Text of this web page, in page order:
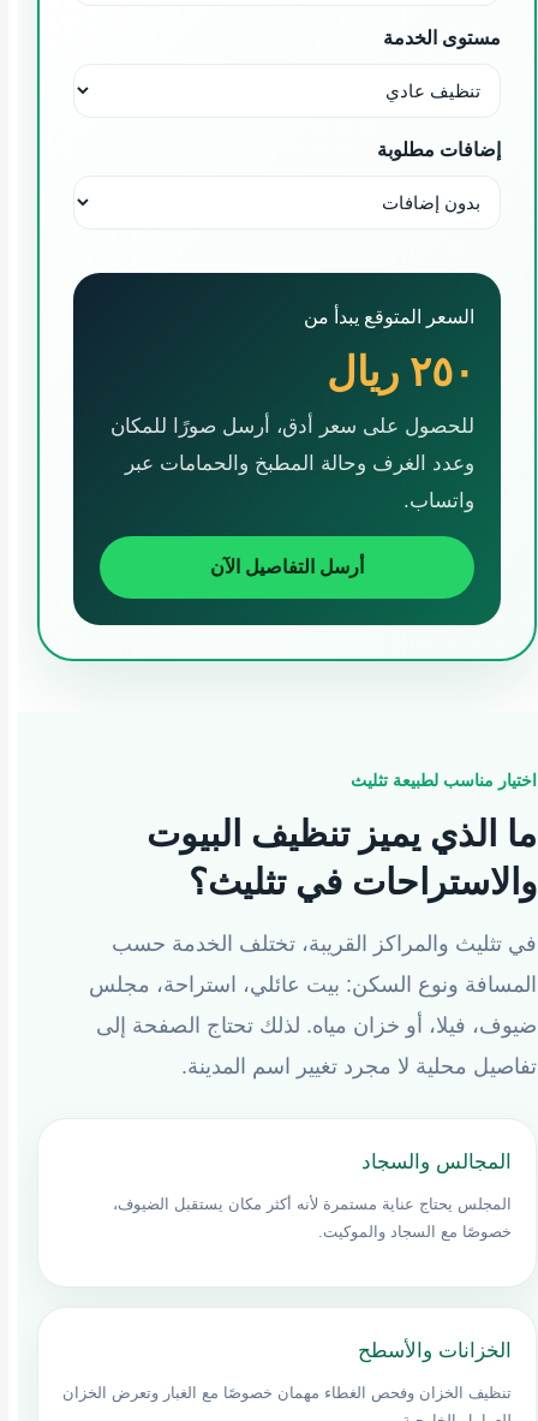
مستوى الخدمة
إضافات مطلوبة
السعر المتوقع يبدأ من
٢٥٠ ريال
للحصول على سعر أدق، أرسل صورًا للمكان
وعدد الغرف وحالة المطبخ والحمامات عبر
واتساب.
أرسل التفاصيل الآن
اختيار مناسب لطبيعة تثليث
ما الذي يميز تنظيف البيوت
والاستراحات في تثليث؟
في تثليث والمراكز القريبة، تختلف الخدمة حسب
المسافة ونوع السكن: بيت عائلي، استراحة، مجلس
ضيوف، فيلا، أو خزان مياه. لذلك تحتاج الصفحة إلى
تفاصيل محلية لا مجرد تغيير اسم المدينة.
المجالس والسجاد
المجلس يحتاج عناية مستمرة لأنه أكثر مكان يستقبل الضيوف،
خصوصًا مع السجاد والموكيت.
الخزانات والأسطح
تنظيف الخزان وفحص الغطاء مهمان خصوصًا مع الغبار وتعرض الخزان